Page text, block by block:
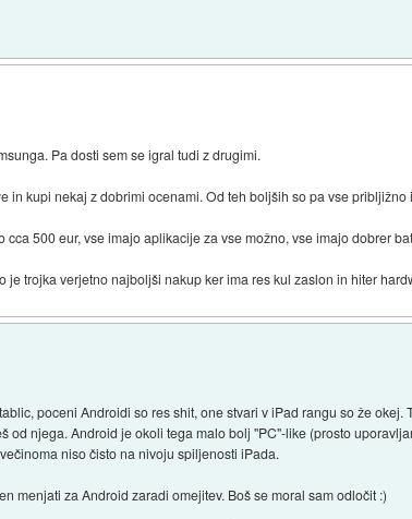
Pa dosti sem se igral tudi z drugimi.
in kupi nekaj z dobrimi ocenami. Od teh boljših so pa vse pribljižno
500 eur, vse imajo aplikacije za vse možno, vse imajo dobrer
trojka verjetno najboljši nakup ker ima res kul zaslon in hiter
poceni Androidi so res shit, one stvari v iPad rangu so že
od njega. Android je okoli tega malo bolj "PC"-like (prosto
niso čisto na nivoju spiljenosti iPada.
menjati za Android zaradi omejitev. Boš se moral sam odločit :)